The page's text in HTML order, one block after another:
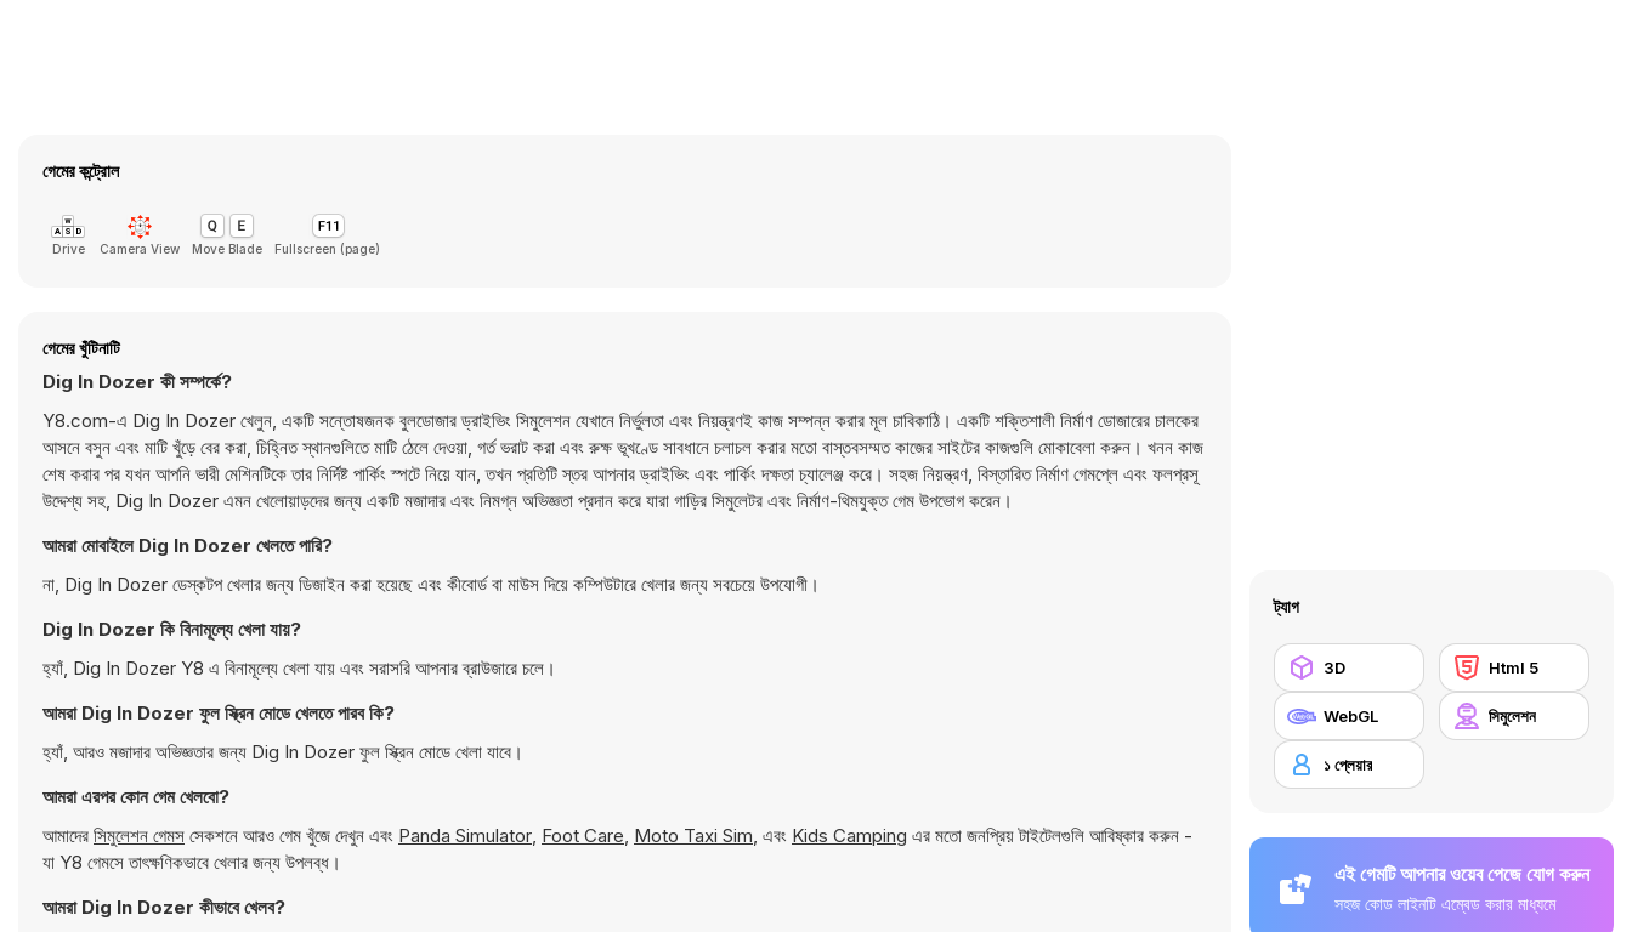
গেমের কন্ট্রোল
Drive Camera View Move Blade Fullscreen (page)
গেমের খুঁটিনাটি
Dig In Dozer কী সম্পর্কে?
Y8.com-এ Dig In Dozer খেলুন, একটি সন্তোষজনক বুলডোজার ড্রাইভিং সিমুলেশন যেখানে নির্ভুলতা এবং নিয়ন্ত্রণই কাজ সম্পন্ন করার মূল চাবিকাঠি। একটি শক্তিশালী নির্মাণ ডোজারের চালকের
আসনে বসুন এবং মাটি খুঁড়ে বের করা, চিহ্নিত স্থানগুলিতে মাটি ঠেলে দেওয়া, গর্ত ভরাট করা এবং রুক্ষ ভূখণ্ডে সাবধানে চলাচল করার মতো বাস্তবসম্মত কাজের সাইটের কাজগুলি মোকাবেলা করুন। খনন কাজ
শেষ করার পর যখন আপনি ভারী মেশিনটিকে তার নির্দিষ্ট পার্কিং স্পটে নিয়ে যান, তখন প্রতিটি স্তর আপনার ড্রাইভিং এবং পার্কিং দক্ষতা চ্যালেঞ্জ করে। সহজ নিয়ন্ত্রণ, বিস্তারিত নির্মাণ গেমপ্লে এবং ফলপ্রসূ
উদ্দেশ্য সহ, Dig In Dozer এমন খেলোয়াড়দের জন্য একটি মজাদার এবং নিমগ্ন অভিজ্ঞতা প্রদান করে যারা গাড়ির সিমুলেটর এবং নির্মাণ-থিমযুক্ত গেম উপভোগ করেন।
আমরা মোবাইলে Dig In Dozer খেলতে পারি?
না, Dig In Dozer ডেস্কটপ খেলার জন্য ডিজাইন করা হয়েছে এবং কীবোর্ড বা মাউস দিয়ে কম্পিউটারে খেলার জন্য সবচেয়ে উপযোগী।
Dig In Dozer কি বিনামূল্যে খেলা যায়?
হ্যাঁ, Dig In Dozer Y8 এ বিনামূল্যে খেলা যায় এবং সরাসরি আপনার ব্রাউজারে চলে।
আমরা Dig In Dozer ফুল স্ক্রিন মোডে খেলতে পারব কি?
হ্যাঁ, আরও মজাদার অভিজ্ঞতার জন্য Dig In Dozer ফুল স্ক্রিন মোডে খেলা যাবে।
আমরা এরপর কোন গেম খেলবো?
আমাদের সিমুলেশন গেমস সেকশনে আরও গেম খুঁজে দেখুন এবং Panda Simulator, Foot Care, Moto Taxi Sim, এবং Kids Camping এর মতো জনপ্রিয় টাইটেলগুলি আবিষ্কার করুন -
যা Y8 গেমসে তাৎক্ষণিকভাবে খেলার জন্য উপলব্ধ।
আমরা Dig In Dozer কীভাবে খেলব?
ট্যাগ
3D Html 5
WebGL সিমুলেশন
১ প্লেয়ার
এই গেমটি আপনার ওয়েব পেজে যোগ করুন
সহজ কোড লাইনটি এম্বেড করার মাধ্যমে